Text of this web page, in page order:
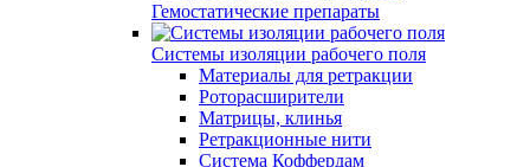
Гемостатические препараты
Системы изоляции рабочего поля
Материалы для ретракции
Роторасширители
Матрицы, клинья
Ретракционные нити
Система Коффердам